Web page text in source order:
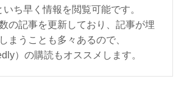
ち早く情報を閲覧可能です。
の記事を更新しており、記事が埋
まうことも多々あるので、
）の購読もオススメします。